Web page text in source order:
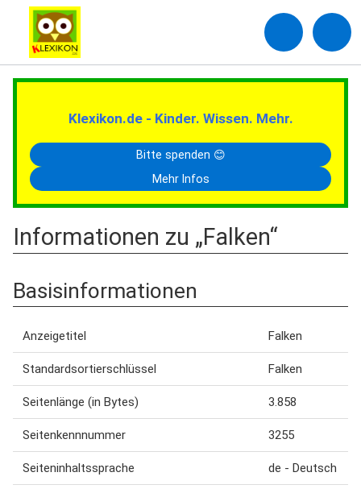
Klexikon.de - Kinder. Wissen. Mehr.
Bitte spenden 😊
Mehr Infos
Informationen zu „Falken“
Basisinformationen
Anzeigetitel Falken
Standardsortierschlüssel Falken
Seitenlänge (in Bytes) 3.858
Seitenkennnummer 3255
Seiteninhaltssprache de - Deutsch